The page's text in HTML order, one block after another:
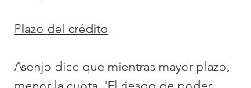
Plazo del crédito
Asenjo dice que mientras mayor plazo,